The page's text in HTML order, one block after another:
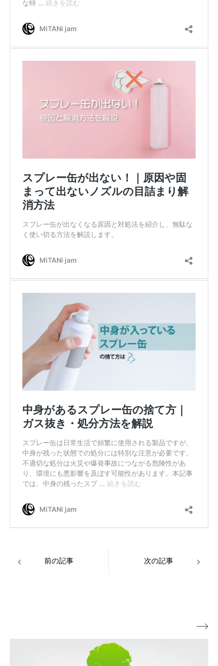
前の記事 次の記事
